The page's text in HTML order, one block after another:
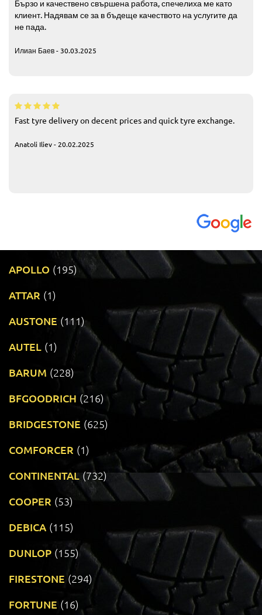
Бързо и качествено свършена работа, спечелиха ме като
клиент. Надявам се за в бъдеще качеството на услугите да
не пада.
Илиан Баев - 30.03.2025
Fast tyre delivery on decent prices and quick tyre exchange.
Anatoli Iliev - 20.02.2025
APOLLO (195)
ATTAR (1)
AUSTONE (111)
AUTEL (1)
BARUM (228)
BFGOODRICH (216)
BRIDGESTONE (625)
COMFORCER (1)
CONTINENTAL (732)
COOPER (53)
DEBICA (115)
DUNLOP (155)
FIRESTONE (294)
FORTUNE (16)